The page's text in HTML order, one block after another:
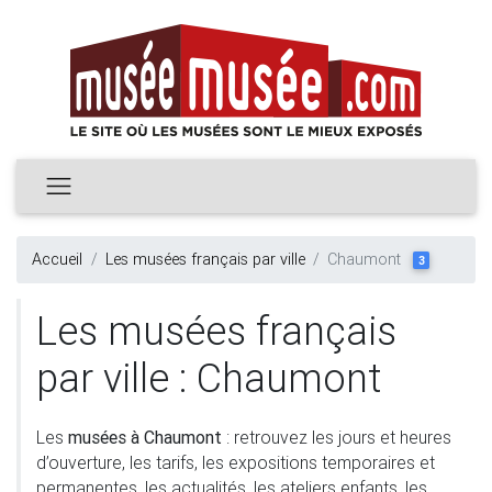
Accueil Les musées français par ville Chaumont 3
Les musées français
par ville : Chaumont
Les musées à Chaumont : retrouvez les jours et heures
d’ouverture, les tarifs, les expositions temporaires et